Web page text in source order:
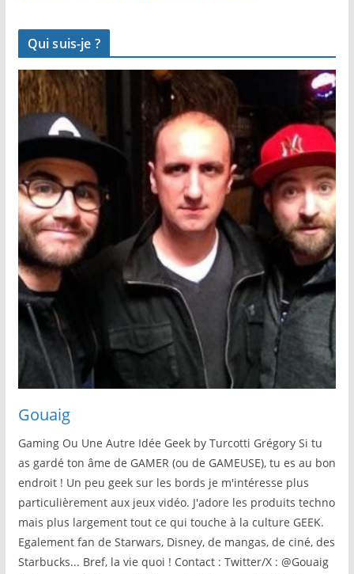
Qui suis-je ?
Gouaig
Gaming Ou Une Autre Idée Geek by Turcotti Grégory Si tu
as gardé ton âme de GAMER (ou de GAMEUSE), tu es au bon
endroit ! Un peu geek sur les bords je m'intéresse plus
particulièrement aux jeux vidéo. J'adore les produits techno
mais plus largement tout ce qui touche à la culture GEEK.
Egalement fan de Starwars, Disney, de mangas, de ciné, des
Starbucks... Bref, la vie quoi ! Contact : Twitter/X : @Gouaig